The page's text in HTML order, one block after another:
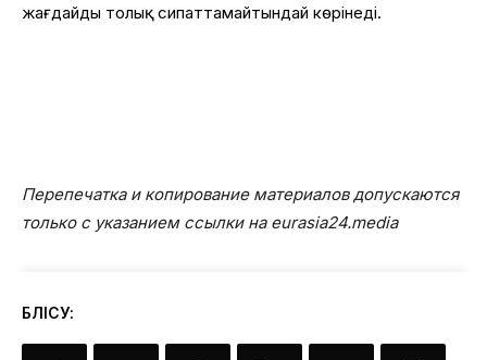
жағдайды толық сипаттамайтындай көрінеді.
Перепечатка и копирование материалов допускаются
только с указанием ссылки на eurasia24.media
БӨЛІСУ: